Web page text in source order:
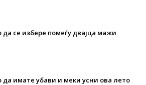
да се избере помеѓу двајца мажи
да имате убави и меки усни ова лето